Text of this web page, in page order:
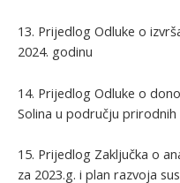
13. Prijedlog Odluke o
2024. godinu
14. Prijedlog Odluke o
Solina u području
15. Prijedlog Zaključka o
za 2023.g. i plan razvoja